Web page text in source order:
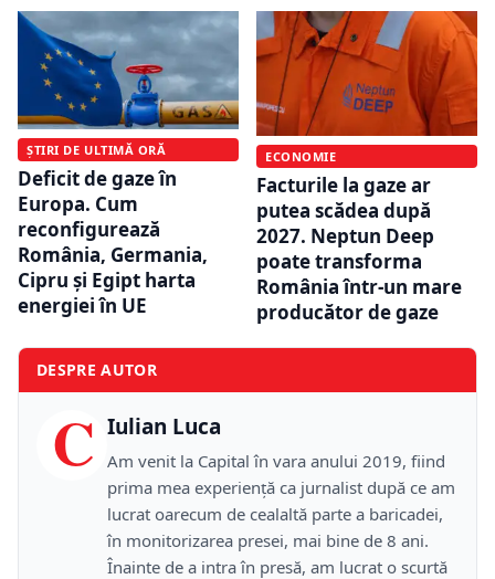
ȘTIRI DE ULTIMĂ ORĂ
Deficit de gaze în
Europa. Cum
reconfigurează
România, Germania,
Cipru și Egipt harta
energiei în UE
ECONOMIE
Facturile la gaze ar
putea scădea după
2027. Neptun Deep
poate transforma
România într-un mare
producător de gaze
DESPRE AUTOR
C Iulian Luca
Am venit la Capital în vara anului 2019, fiind
prima mea experiență ca jurnalist după ce am
lucrat oarecum de cealaltă parte a baricadei,
în monitorizarea presei, mai bine de 8 ani.
Înainte de a intra în presă, am lucrat o scurtă